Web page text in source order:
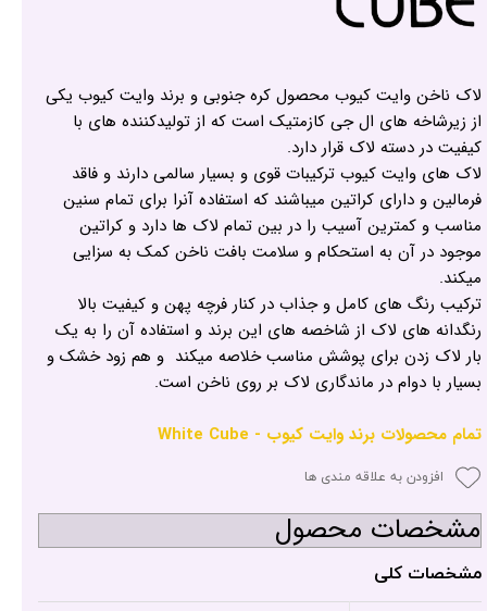
لاک ناخن وایت کیوب محصول کره جنوبی و برند وایت کیوب یکی
از زیرشاخه های ال جی کازمتیک است که از تولیدکننده های با
کیفیت در دسته لاک قرار دارد.
لاک های وایت کیوب ترکیبات قوی و بسیار سالمی دارند و فاقد
فرمالین و دارای کراتین میباشند که استفاده آنرا برای تمام سنین
مناسب و کمترین آسیب را در بین تمام لاک ها دارد و کراتین
موجود در آن به استحکام و سلامت بافت ناخن کمک به سزایی
میکند.
ترکیب رنگ های کامل و جذاب در کنار فرچه پهن و کیفیت بالا
رنگدانه های لاک از شاخصه های این برند و استفاده آن را به یک
بار لاک زدن برای پوشش مناسب خلاصه میکند و هم زود خشک و
بسیار با دوام در ماندگاری لاک بر روی ناخن است.
تمام محصولات برند وایت کیوب - White Cube
افزودن به علاقه مندی ها
مشخصات محصول
مشخصات کلی